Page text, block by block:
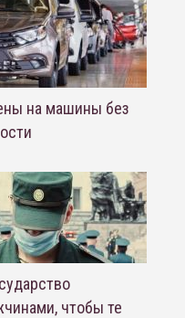
на машины без
чтобы те